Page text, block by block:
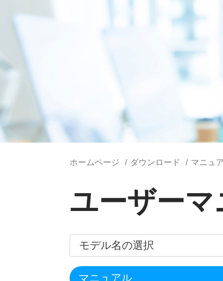
ホームページ ダウンロード マニュ
ユーザー